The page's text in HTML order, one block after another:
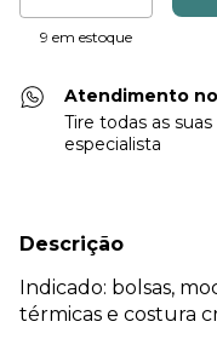
9 em estoque
Atendimento
Tire todas as
especialista
Descrição
Indicado: bolsas,
térmicas e costura